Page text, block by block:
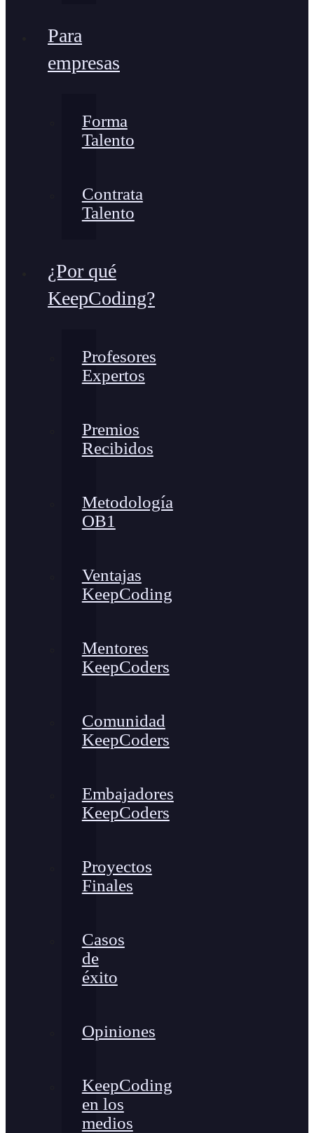
Para
empresas
Forma
Talento
Contrata
Talento
¿Por qué
KeepCoding?
Profesores
Expertos
Premios
Recibidos
Metodología
OB1
Ventajas
KeepCoding
Mentores
KeepCoders
Comunidad
KeepCoders
Embajadores
KeepCoders
Proyectos
Finales
Casos
de
éxito
Opiniones
KeepCoding
en los
medios